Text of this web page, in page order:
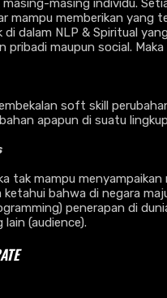
mampu memberikan yang
dalam NLP & Spiritual
pribadi maupun social.
soft skill
apapun di suatu
tak mampu
bahwa di negara
penerapan di
(audience).